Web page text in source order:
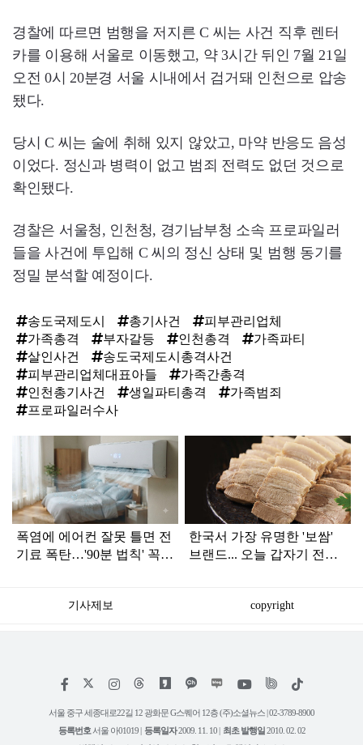
경찰에 따르면 범행을 저지른 C 씨는 사건 직후 렌터
카를 이용해 서울로 이동했고, 약 3시간 뒤인 7월 21일
오전 0시 20분경 서울 시내에서 검거돼 인천으로 압송
됐다.
당시 C 씨는 술에 취해 있지 않았고, 마약 반응도 음성
이었다. 정신과 병력이 없고 범죄 전력도 없던 것으로
확인됐다.
경찰은 서울청, 인천청, 경기남부청 소속 프로파일러
들을 사건에 투입해 C 씨의 정신 상태 및 범행 동기를
정밀 분석할 예정이다.
송도국제도시 총기사건
피부관리업체
가족총격
부자갈등 인천총격
가족파티
살인사건
송도국제도시총격사건
피부관리업체대표아들
가족간총격
인천총기사건
생일파티총격
가족범죄
프로파일러수사
라
폭염에 에어컨 잘못 틀면 전
기료 폭탄…'90분 법칙' 꼭
한국서 가장 유명한 '보쌈'
브랜드... 오늘 갑자기 전해
기사제보 copyright
페
스
인
타
램
위
트
유
틱
서울 중구 세종대로22길 12 광화문 G스퀘어 12층 (주)소셜뉴스 | 02-3789-8900
등록번호 서울 아01019 | 등록일자2009. 11. 10 | 최초 발행일2010. 02. 02